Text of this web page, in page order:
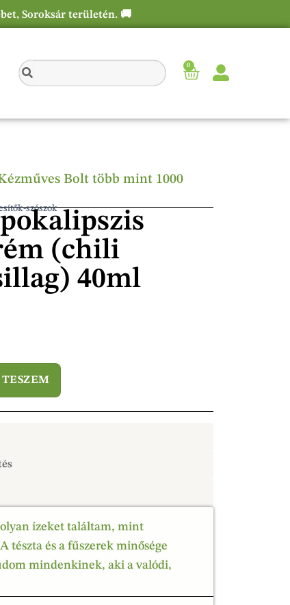
Soroksár területén. 🚚
0
Bolt több mint 1000
szószok
(chili
40ml
olyan ízeket találtam, mint
tészta és a fűszerek minősége
mindenkinek, aki a valódi,